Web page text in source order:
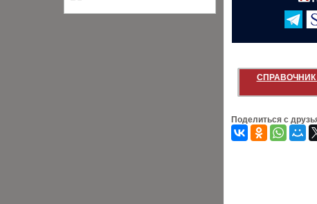
Поделиться с